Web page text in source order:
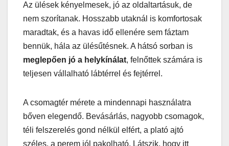
Az ülések kényelmesek, jó az oldaltartásuk, de
nem szorítanak. Hosszabb utaknál is komfortosak
maradtak, és a havas idő ellenére sem fáztam
bennük, hála az ülésűtésnek. A hátsó sorban is
meglepően jó a helykínálat, felnőttek számára is
teljesen vállalható lábtérrel és fejtérrel.
A csomagtér mérete a mindennapi használatra
bőven elegendő. Bevásárlás, nagyobb csomagok,
téli felszerelés gond nélkül elfért, a plató ajtó
széles, a perem jól pakolható. Látszik, hogy itt